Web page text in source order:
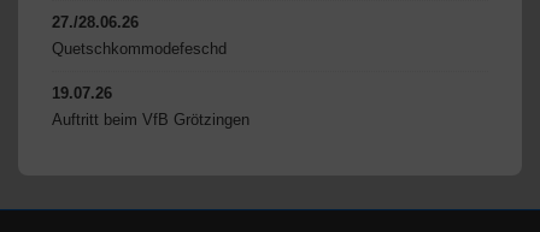
27./28.06.26
Quetschkommodefeschd
19.07.26
Auftritt beim VfB Grötzingen